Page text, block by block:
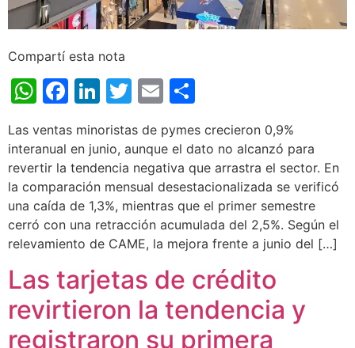
Compartí esta nota
WhatsApp
Facebook
LinkedIn
Twitter
Email
Las ventas minoristas de pymes crecieron 0,9%
interanual en junio, aunque el dato no alcanzó para
revertir la tendencia negativa que arrastra el sector. En
la comparación mensual desestacionalizada se verificó
una caída de 1,3%, mientras que el primer semestre
cerró con una retracción acumulada del 2,5%. Según el
relevamiento de CAME, la mejora frente a junio del […]
Las tarjetas de crédito
revirtieron la tendencia y
registraron su primera